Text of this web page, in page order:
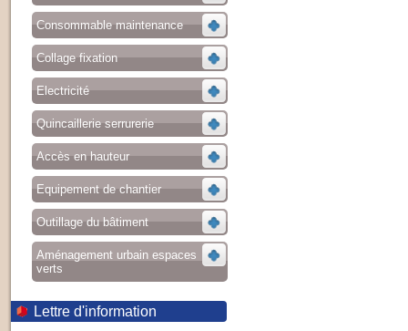
Consommable maintenance
Collage fixation
Electricité
Quincaillerie serrurerie
Accès en hauteur
Equipement de chantier
Outillage du bâtiment
Aménagement urbain espaces
verts
Lettre d'information